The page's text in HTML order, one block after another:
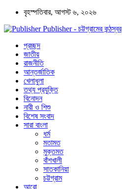
বৃহস্পতিবার, আগস্ট ৬, ২০২৬
Publisher - চট্টগ্রামের কন্ঠস্বর
প্রচ্ছদ
জাতীয়
রাজনীতি
আন্তর্জাতিক
খেলাধুলা
তথ্য প্রযুক্তি
বিনোদন
নারী ও শিশু
বিশেষ সংবাদ
সারা বাংলা
ধর্ম
মতামত
মুক্তমত
বাঁশখালী
সাতকানিয়া
চট্টগ্রাম
আরো